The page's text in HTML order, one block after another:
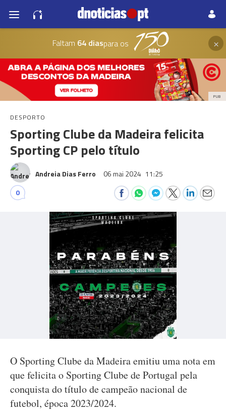
Faltam 64 diaspara os ×
PUB
DESPORTO
Sporting Clube da Madeira felicita
Sporting CP pelo título
Andreia Dias Ferro 06 mai 2024 11:25
0
O Sporting Clube da Madeira emitiu uma nota em
que felicita o Sporting Clube de Portugal pela
conquista do título de campeão nacional de
futebol, época 2023/2024.